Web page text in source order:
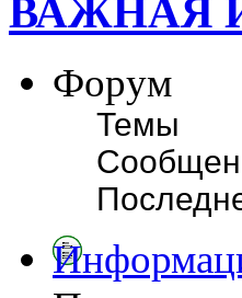
ВАЖНАЯ
Форум
Темы